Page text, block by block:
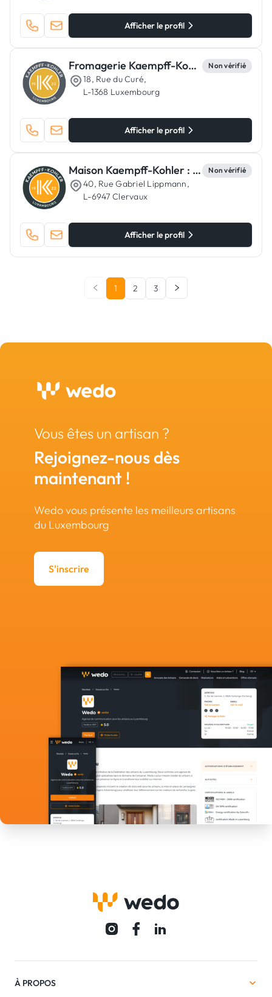
Afficher le profil
Fromagerie Kaempff-Kohler Non vérifié
18, Rue du Curé,
L-1368 Luxembourg
Afficher le profil
Maison Kaempff-Kohler : Épicerie Fine à Niederanven, Luxembourg Non vérifié
40, Rue Gabriel Lippmann,
L-6947 Clervaux
Afficher le profil
1 2 3
Vous êtes un artisan ?
Rejoignez-nous dès
maintenant !
Wedo vous présente les meilleurs artisans
du Luxembourg
S'inscrire
À PROPOS